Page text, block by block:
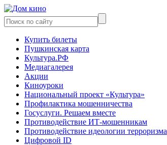
Купить билеты
Пушкинская карта
Культура.РФ
Медиагалерея
Акции
Киноуроки
Национальный проект «Культура»
Профилактика мошенничества
Госуслуги. Решаем вместе
Противодействие ИТ-мошенникам
Противодействие идеологии терроризма
Цифровой ID